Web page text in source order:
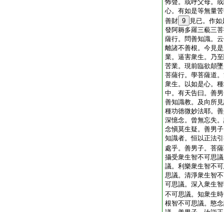
怖聲。或呼父母。
心。有如是等無量
善財 9
見已。作
發阿耨多羅三藐三
薩行。問善知識。
離諸不善根。今見
業。逼害衆生。乃
苦業。現前臨欲顛
菩薩行。學菩薩道
衆生。以如是心。
中。有天告曰。善
善知識教。及向所
種功徳微妙法耶。
深憶念。曾無忘失
念愼莫生疑。善男
知識者。恒以正法
處乎。善男子。菩
攝受衆生智不可思
議。利樂衆生智不
思議。清淨衆生智
可思議。深入衆生
不可思議。知衆生
根智不可思議。愍